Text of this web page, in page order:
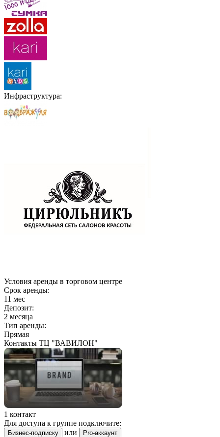
Инфраструктура:
Условия аренды в торговом центре
Срок аренды:
11 мес
Депозит:
2 месяца
Тип аренды:
Прямая
Контакты ТЦ "ВАВИЛОН"
1 контакт
Для доступа к группе подключите:
Бизнес-подписку или Pro-аккаунт